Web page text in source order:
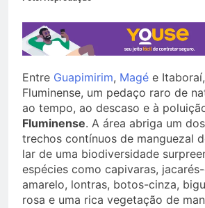
Entre Guapimirim, Magé e
Fluminense, um pedaço raro de
ao tempo, ao descaso e à
Fluminense. A área abriga um
trechos contínuos de manguezal
lar de uma biodiversidade
espécies como capivaras,
amarelo, lontras, botos-cinza,
rosa e uma rica vegetação de